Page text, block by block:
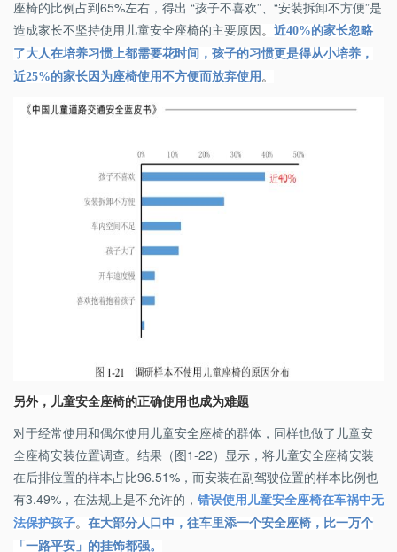
座椅的比例占到65%左右，得出 “孩子不喜欢”、“安装拆卸不方便”是
造成家长不坚持使用儿童安全座椅的主要原因 。 近40%的家长忽略
了大人在培养习惯上都需要花时间，孩子的习惯更是得从小培养，
近25%的家长因为座椅使用不方便而放弃使用 。
另外，儿童安全座椅的正确使用也成为难题
对于经常使用和偶尔使用儿童安全座椅的群体，同样也做了儿童安
全座椅安装位置调查。结果（图1-22）显示，将儿童安全座椅安装
在后排位置的样本占比96.51%，而安装在副驾驶位置的样本比例也
有3.49%，在法规上是不允许的， 错误使用儿童安全座椅在车祸中无
法保护孩子。 在大部分人口中，往车里添一个安全座椅，比一万个
「一路平安」的挂饰都强。